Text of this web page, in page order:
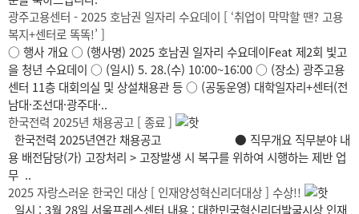
광주고용센터 - 2025 호남권 일자리 수요데이 [ ‘취업이 막막할 땐? 고용
복지+센터로 똑똑!’ ]
○ 행사 개요 ○ (행사명) 2025 호남권 일자리 수요데이Feat 제2회 빛고
을 청년 수요데이 ○ (일시) 5. 28.(수) 10:00~16:00 ○ (장소) 광주고용
센터 11층 대회의실 및 상설채용관 등 ○ (공동운영) 대학일자리+센터(전
남대·조선대·광주대·..
한국전력 2025년 채용공고 [ 종료 ]
한국전력 2025년연간 채용공고 ● 직무개요 직무분야 내
용 배전담당(가) 고장처리 > 고장발생 시 복구를 위하여 시행하는 제반 업
무 ..
2025 자랑스러운 한국인 대상 [ 인재양성혁신리더대상 ] 수상!!
일시 : 3월 28일 서울프레스센터 내용 : 대한민국혁신리더발굴시상 인재